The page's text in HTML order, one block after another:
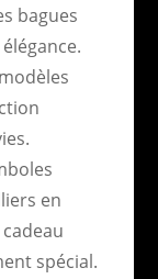
bagues
en
spécial.